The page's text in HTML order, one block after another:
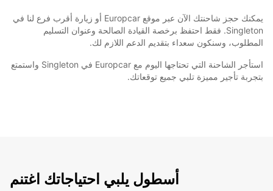
يمكنك حجز شاحنتك الآن عبر موقع Europcar أو زيارة أقرب فرع لنا في
Singleton. فقط احتفظ برخصة القيادة الصالحة وعنوان التسليم
المطلوب، وسنكون سعداء بتقديم الدعم اللازم لك.
استأجر الشاحنة التي تحتاجها اليوم مع Europcar في Singleton واستمتع
بتجربة تأجير مميزة تلبي جميع توقعاتك.
أسطول يلبي احتياجاتك اغتنم